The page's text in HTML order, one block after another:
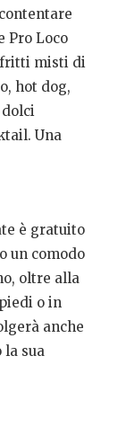
Pro Loco
fritti misti di
hot dog,
Una
è gratuito
un comodo
oltre alla
o in
anche
la sua